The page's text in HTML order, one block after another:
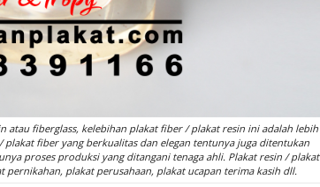
atau fiberglass, kelebihan plakat fiber / plakat resin ini adalah lebih
fiber yang berkualitas dan elegan tentunya juga ditentukan
proses produksi yang ditangani tenaga ahli. Plakat resin / plakat
plakat perusahaan, plakat ucapan terima kasih dll.